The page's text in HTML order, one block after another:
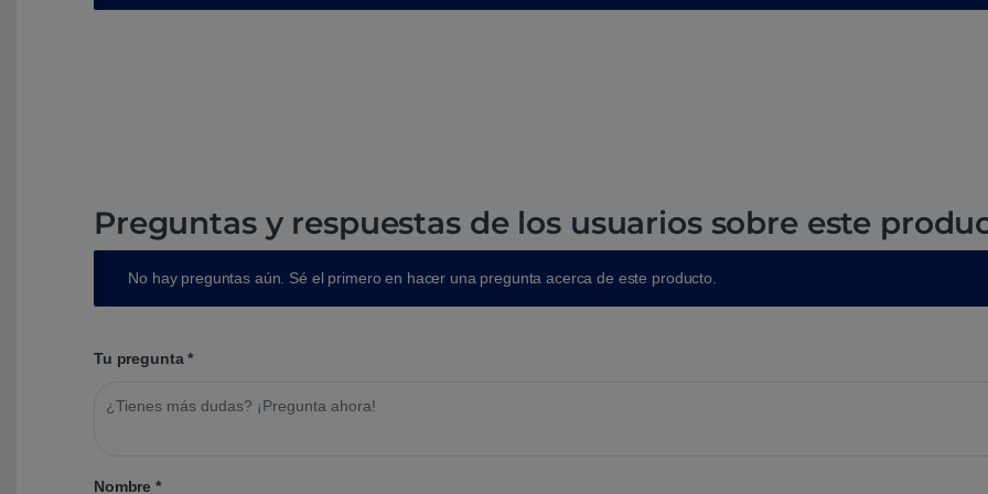
Preguntas y respuestas de los usuarios sobre este
No hay preguntas aún. Sé el primero en hacer una pregunta acerca de este producto.
Tu pregunta*
Nombre*